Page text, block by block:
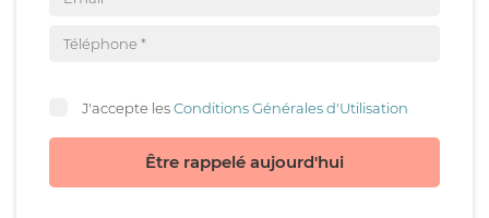
J'accepte lesConditions Générales d'Utilisation
Être rappelé aujourd'hui